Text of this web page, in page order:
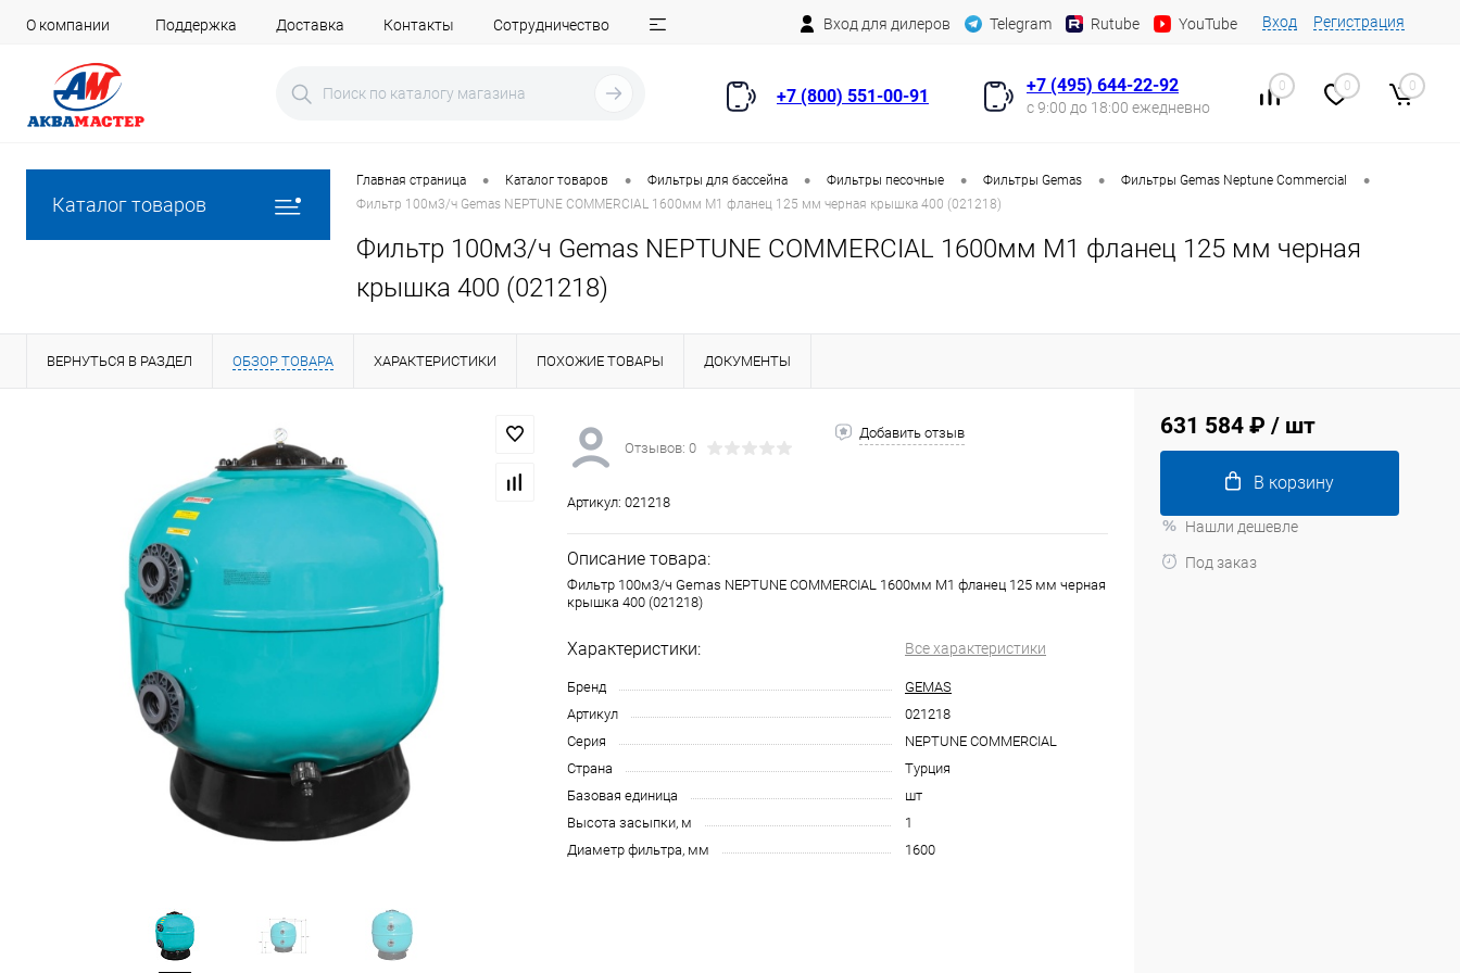
О компании Поддержка Доставка Контакты Сотрудничество Вход для дилеров Telegram Rutube YouTube Вход Регистрация
+7 (800) 551-00-91
+7 (495) 644-22-92
с 9:00 до 18:00 ежедневно
0 0 0
Каталог товаров
Главная страница • Каталог товаров • Фильтры для бассейна • Фильтры песочные • Фильтры Gemas • Фильтры Gemas Neptune Commercial •
Фильтр 100м3/ч Gemas NEPTUNE COMMERCIAL 1600мм М1 фланец 125 мм черная крышка 400 (021218)
Фильтр 100м3/ч Gemas NEPTUNE COMMERCIAL 1600мм М1 фланец 125 мм черная
крышка 400 (021218)
ВЕРНУТЬСЯ В РАЗДЕЛ ОБЗОР ТОВАРА ХАРАКТЕРИСТИКИ ПОХОЖИЕ ТОВАРЫ ДОКУМЕНТЫ
Отзывов: 0
Добавить отзыв
Артикул: 021218
Описание товара:
Фильтр 100м3/ч Gemas NEPTUNE COMMERCIAL 1600мм М1 фланец 125 мм черная
крышка 400 (021218)
Характеристики: Все характеристики
Бренд
GEMAS
Артикул
021218
Серия
NEPTUNE COMMERCIAL
Страна
Турция
Базовая единица
шт
Высота засыпки, м
1
Диаметр фильтра, мм
1600
631 584 ₽ / шт
В корзину
Нашли дешевле
Под заказ